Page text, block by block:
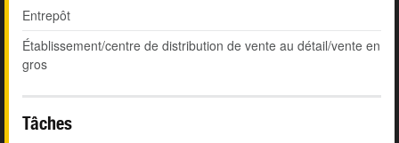
Entrepôt
Établissement/centre de distribution de vente au détail/vente en
gros
Tâches